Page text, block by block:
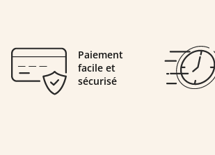
Paiement
facile et
sécurisé